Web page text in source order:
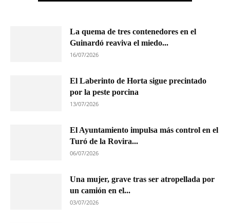
La quema de tres contenedores en el
Guinardó reaviva el miedo...
16/07/2026
El Laberinto de Horta sigue precintado
por la peste porcina
13/07/2026
El Ayuntamiento impulsa más control en el
Turó de la Rovira...
06/07/2026
Una mujer, grave tras ser atropellada por
un camión en el...
03/07/2026